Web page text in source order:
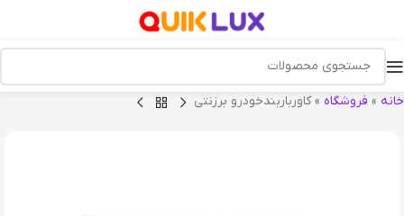
خانه » فروشگاه »کاورباربندخودرو برزنتی